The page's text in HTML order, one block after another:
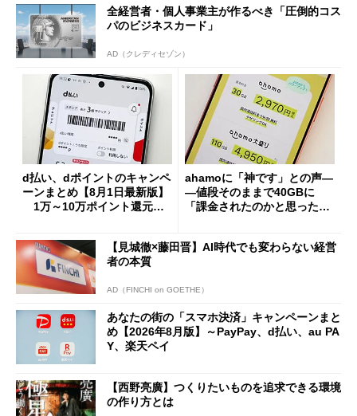
全経営者・個人事業主が作るべき「圧倒的コス
パのビジネスカード」
AD（クレディセゾン）
d払い、dポイントのキャンペ
ーンまとめ【8月1日最新版】
1万～10万ポイント還元の
ahamoに「神です」との声―
―値段そのままで40GBに
「課金されたのかと思った」
【見城徹×藤田晋】AI時代でも変わらない経営
者の本質
AD（FINCHI on GOETHE）
あなたの街の「スマホ決済」キャンペーンまと
め【2026年8月版】～PayPay、d払い、au PA
Y、楽天ペイ
【西野亮廣】つくりたいものを追求できる環境
の作り方とは